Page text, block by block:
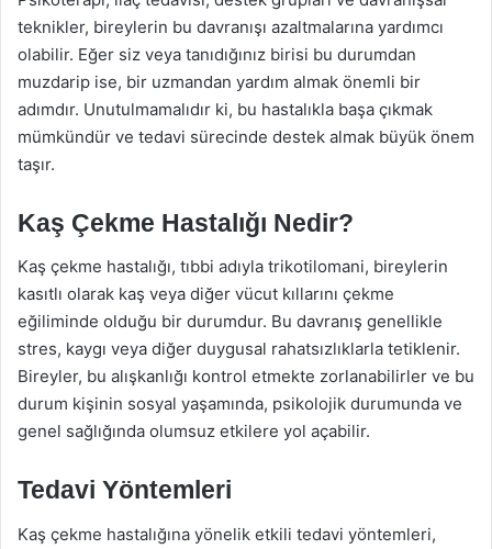
teknikler, bireylerin bu davranışı azaltmalarına yardımcı
olabilir. Eğer siz veya tanıdığınız birisi bu durumdan
muzdarip ise, bir uzmandan yardım almak önemli bir
adımdır. Unutulmamalıdır ki, bu hastalıkla başa çıkmak
mümkündür ve tedavi sürecinde destek almak büyük önem
taşır.
Kaş Çekme Hastalığı Nedir?
Kaş çekme hastalığı, tıbbi adıyla trikotilomani, bireylerin
kasıtlı olarak kaş veya diğer vücut kıllarını çekme
eğiliminde olduğu bir durumdur. Bu davranış genellikle
stres, kaygı veya diğer duygusal rahatsızlıklarla tetiklenir.
Bireyler, bu alışkanlığı kontrol etmekte zorlanabilirler ve bu
durum kişinin sosyal yaşamında, psikolojik durumunda ve
genel sağlığında olumsuz etkilere yol açabilir.
Tedavi Yöntemleri
Kaş çekme hastalığına yönelik etkili tedavi yöntemleri,